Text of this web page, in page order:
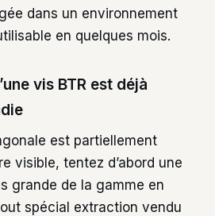
dans un environnement
en quelques mois.
vis BTR est déjà
est partiellement
visible, tentez d’abord une
grande de la gamme en
spécial extraction vendu